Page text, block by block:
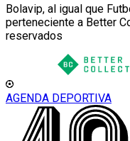
Bolavip, al igual que
perteneciente a Better
reservados
AGENDA DEPORTIVA